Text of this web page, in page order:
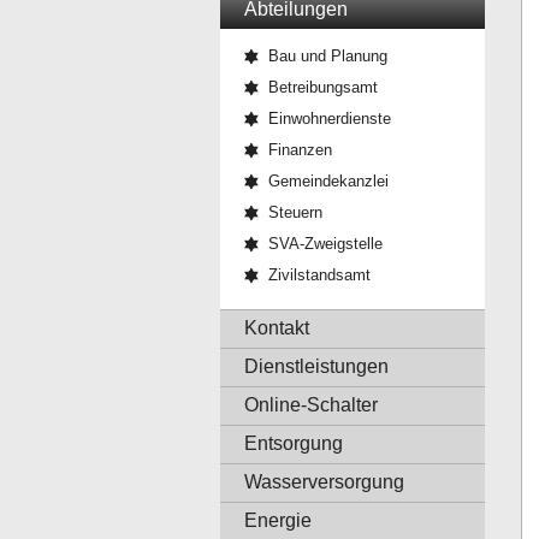
Abteilungen
Bau und Planung
Betreibungsamt
Einwohnerdienste
Finanzen
Gemeindekanzlei
Steuern
SVA-Zweigstelle
Zivilstandsamt
Kontakt
Dienstleistungen
Online-Schalter
Entsorgung
Wasserversorgung
Energie